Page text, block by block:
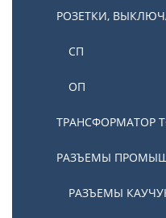
РОЗЕТКИ,
СП
ОП
ТРАНСФОРМАТОР
РАЗЪЕМЫ
РАЗЪЕМЫ